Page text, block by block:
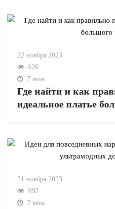
22 ноября 2023
626
7 мин.
Где найти и как
идеальное платье
21 ноября 2023
692
7 мин.